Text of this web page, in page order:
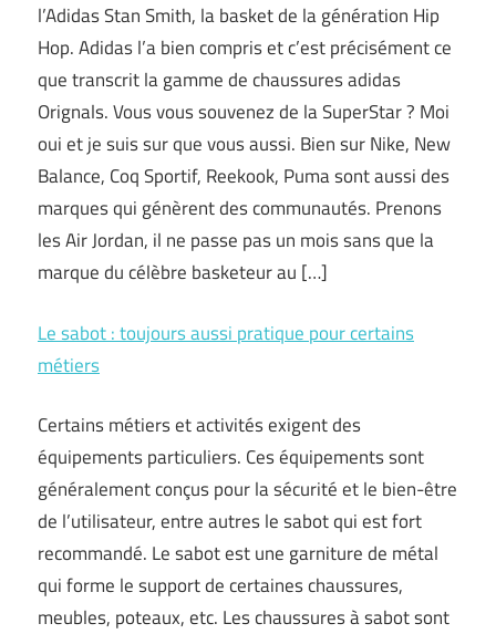
l’Adidas Stan Smith, la basket de la génération Hip
Hop. Adidas l’a bien compris et c’est précisément ce
que transcrit la gamme de chaussures adidas
Orignals. Vous vous souvenez de la SuperStar ? Moi
oui et je suis sur que vous aussi. Bien sur Nike, New
Balance, Coq Sportif, Reekook, Puma sont aussi des
marques qui génèrent des communautés. Prenons
les Air Jordan, il ne passe pas un mois sans que la
marque du célèbre basketeur au […]
Le sabot : toujours aussi pratique pour certains
métiers
Certains métiers et activités exigent des
équipements particuliers. Ces équipements sont
généralement conçus pour la sécurité et le bien-être
de l’utilisateur, entre autres le sabot qui est fort
recommandé. Le sabot est une garniture de métal
qui forme le support de certaines chaussures,
meubles, poteaux, etc. Les chaussures à sabot sont